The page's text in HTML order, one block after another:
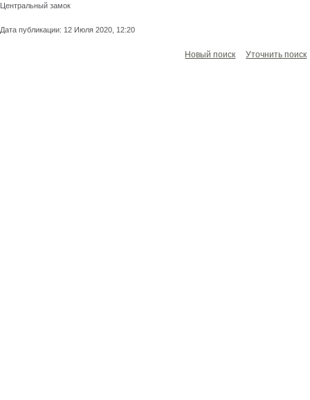
Центральный замок
Дата публикации: 12 Июля 2020, 12:20
Новый поиск Уточнить поиск